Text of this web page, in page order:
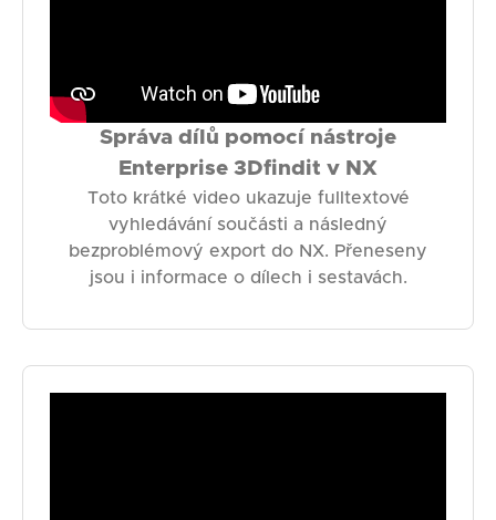
Správa dílů pomocí nástroje
Enterprise 3Dfindit v NX
Toto krátké video ukazuje fulltextové
vyhledávání součásti a následný
bezproblémový export do NX. Přeneseny
jsou i informace o dílech i sestavách.